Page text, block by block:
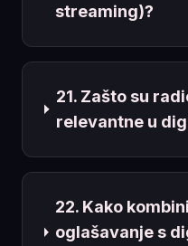
streaming)?
21. Zašto su
relevantne u
22. Kako
oglašavanje s